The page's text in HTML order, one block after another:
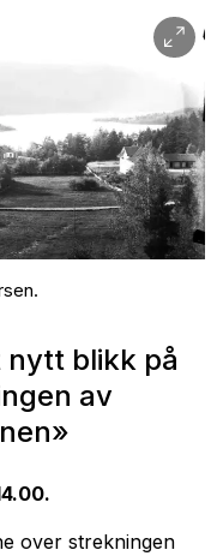
nytt blikk på
av
over strekningen